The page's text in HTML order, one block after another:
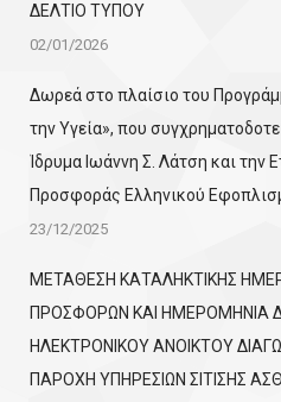
ΔΕΛΤΙΟ ΤΥΠΟΥ
02/01/2026
Δωρεά στο πλαίσιο του
την Υγεία», που
Ίδρυμα Ιωάννη Σ. Λάτση και την
Προσφοράς Ελληνικού
23/12/2025
ΜΕΤΑΘΕΣΗ ΚΑΤΑΛΗΚΤΙΚΗΣ
ΠΡΟΣΦΟΡΩΝ ΚΑΙ ΗΜΕΡΟΜΗΝΙΑ
ΗΛΕΚΤΡΟΝΙΚΟΥ ΑΝΟΙΚΤΟΥ
ΠΑΡΟΧΗ ΥΠΗΡΕΣΙΩΝ ΣΙΤΙΣΗΣ